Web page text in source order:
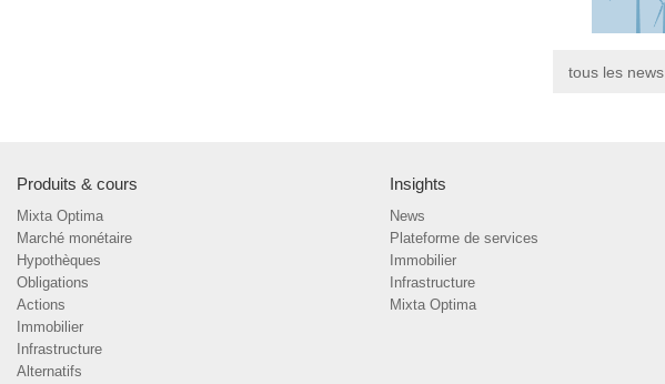
tous les news
Produits & cours
Mixta Optima
Marché monétaire
Hypothèques
Obligations
Actions
Immobilier
Infrastructure
Alternatifs
Insights
News
Plateforme de services
Immobilier
Infrastructure
Mixta Optima